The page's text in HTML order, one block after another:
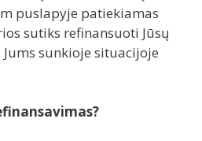
puslapyje patiekiamas
sutiks refinansuoti Jūsų
Jums sunkioje situacijoje